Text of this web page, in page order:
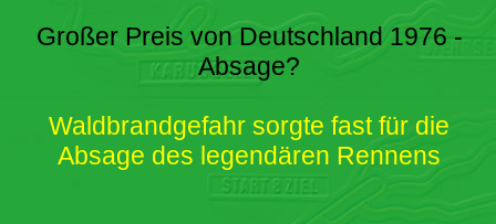
Großer Preis von Deutschland 1976 -
Absage?
Waldbrandgefahr sorgte fast für die
Absage des legendären Rennens